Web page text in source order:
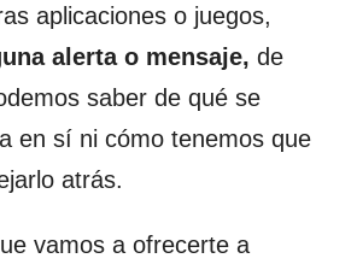
aplicaciones o juegos,
alerta o mensaje, de
saber de qué se
en sí ni cómo tenemos que
atrás.
vamos a ofrecerte a